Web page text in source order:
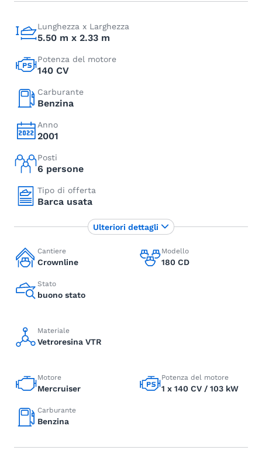
Lunghezza x Larghezza
5.50 m x 2.33 m
Potenza del motore
140 CV
Carburante
Benzina
Anno
2001
Posti
6 persone
Tipo di offerta
Barca usata
Cantiere
Crownline
Modello
180 CD
Stato
buono stato
Materiale
Vetroresina VTR
Motore
Mercruiser
Potenza del motore
1 x 140 CV / 103 kW
Carburante
Benzina
Ulteriori dettagli